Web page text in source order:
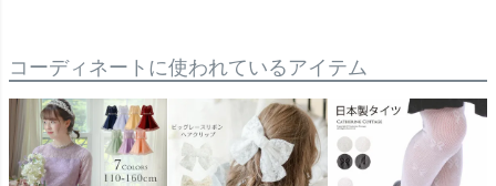
コーディネートに使われているアイテム